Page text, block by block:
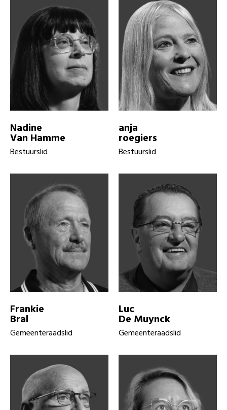
Nadine
Van Hamme
Bestuurslid
anja
roegiers
Bestuurslid
Frankie
Bral
Gemeenteraadslid
Luc
De Muynck
Gemeenteraadslid